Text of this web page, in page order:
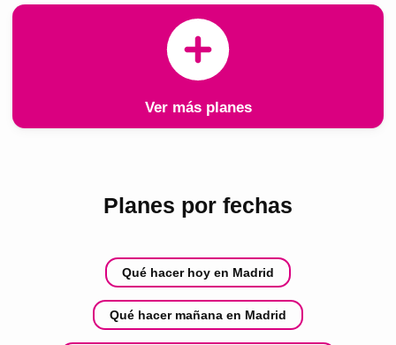
Ver más planes
Planes por fechas
Qué hacer hoy en Madrid
Qué hacer mañana en Madrid